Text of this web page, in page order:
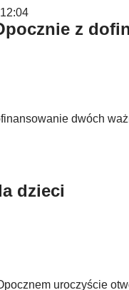
z
dwóch
dzieci
uroczyście